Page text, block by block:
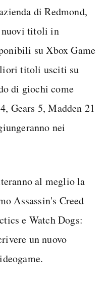
di Redmond,
nuovi titoli in
su Xbox Game
titoli usciti su
di giochi come
Gears 5, Madden 21
nei
al meglio la
Assassin's Creed
e Watch Dogs:
un nuovo